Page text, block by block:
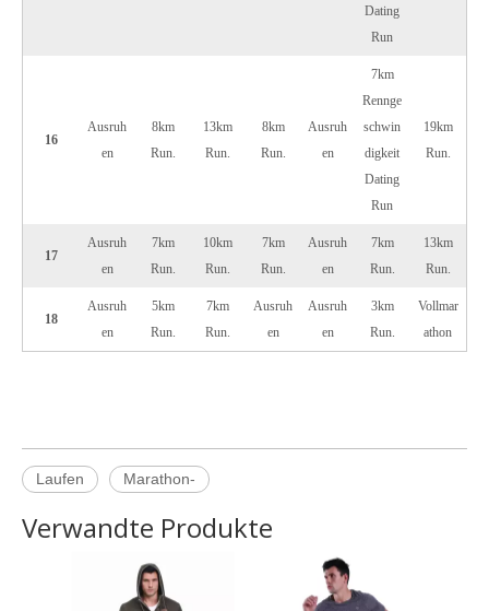
Dating
Run
16
Ausruh
en
8km
Run.
13km
Run.
8km
Run.
Ausruh
en
7km
Rennge
schwin
digkeit
Dating
Run
19km
Run.
17
Ausruh
en
7km
Run.
10km
Run.
7km
Run.
Ausruh
en
7km
Run.
13km
Run.
18
Ausruh
en
5km
Run.
7km
Run.
Ausruh
en
Ausruh
en
3km
Run.
Vollmar
athon
Laufen Marathon-
Verwandte Produkte